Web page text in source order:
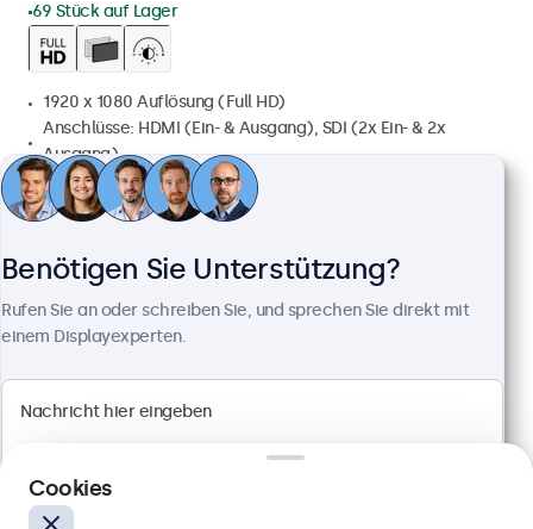
69 Stück auf Lager
1920 x 1080 Auflösung (Full HD)
Anschlüsse: HDMI (Ein- & Ausgang), SDI (2x Ein- & 2x
Ausgang)
Montage: Einbau, Wand- und Tischmontage
Außenmaße: 511 x 309 x 43 mm
799,00 €
950,81 € inkl. MwSt.
Ansehen
In den Warenkorb
Benötigen Sie Unterstützung?
Rufen Sie an oder schreiben Sie, und sprechen Sie direkt mit
einem Displayexperten.
Cookies